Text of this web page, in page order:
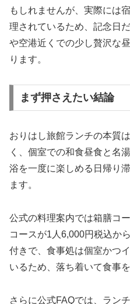
もしれませんが、実際には
理されているため、記念日
や空港近くでの少し贅沢な
ります。
まず押さえたい結論
おりはし旅館ランチの本質
く、個室での和食昼食と名
浴を一度に楽しめる日帰り
ます。
公式の料理案内では箱膳コ
コースが1人6,000円税込か
付きで、食事処は個室かつ
いるため、落ち着いて食事
さらに公式FAQでは、ラン